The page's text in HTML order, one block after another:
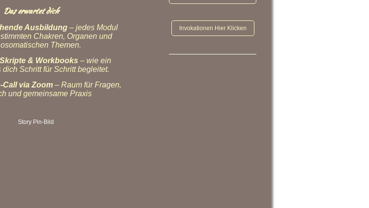
Das erwartet dich
Ausbildung– jedes Modul
Chakren, Organen und
Themen.
& Workbooks – wie ein
dich Schritt für Schritt begleitet.
Call via Zoom – Raum für Fragen,
und gemeinsame Praxis
Invokationen Hier Klicken